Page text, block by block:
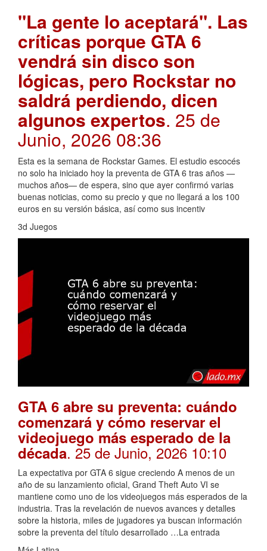
"La gente lo aceptará". Las
críticas porque GTA 6
vendrá sin disco son
lógicas, pero Rockstar no
saldrá perdiendo, dicen
algunos expertos. 25 de
Junio, 2026 08:36
Esta es la semana de Rockstar Games. El estudio escocés
no solo ha iniciado hoy la preventa de GTA 6 tras años —
muchos años— de espera, sino que ayer confirmó varias
buenas noticias, como su precio y que no llegará a los 100
euros en su versión básica, así como sus incentiv
3d Juegos
GTA 6 abre su preventa: cuándo
comenzará y cómo reservar el
videojuego más esperado de la
década. 25 de Junio, 2026 10:10
La expectativa por GTA 6 sigue creciendo A menos de un
año de su lanzamiento oficial, Grand Theft Auto VI se
mantiene como uno de los videojuegos más esperados de la
industria. Tras la revelación de nuevos avances y detalles
sobre la historia, miles de jugadores ya buscan información
sobre la preventa del título desarrollado …La entrada